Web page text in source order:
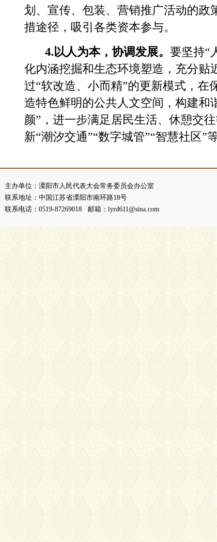
划、宣传、包装、营销推广活动的政
措途径，吸引各类资本参与。
4.以人为本，协调发展。 要坚持“
化内涵挖掘和生态环境塑造，充分贴
过“软改造、小而精”的更新模式，在
造特色鲜明的公共人文空间，构建和
颜” ，进一步满足居民生活、休憩交
新“潮汐交通”“数字城管”“智慧社区”
主办单位：溧阳市人民代表大会常务委员会办公室
联系地址：中国江苏省溧阳市南环路18号
联系电话：0519-87269018 邮箱：lyrd611@sina.com